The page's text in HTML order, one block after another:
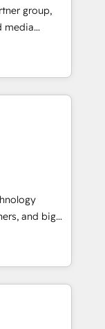
Award 🏆
AVA Digital
CRM
group,
media
in Chile,
reach to
creativity,
end-to-
digital
in Spanish,
strategies
of the
of the
help
and big
turn
meaningful
than just
we lean